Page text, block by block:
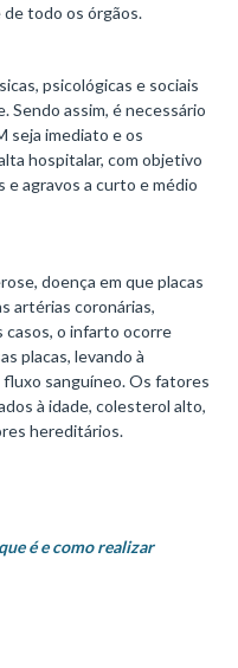
de todo os órgãos.
psicológicas e sociais
Sendo assim, é necessário
seja imediato e os
hospitalar, com objetivo
e agravos a curto e médio
doença em que placas
artérias coronárias,
casos, o infarto ocorre
placas, levando à
sanguíneo. Os fatores
à idade, colesterol alto,
hereditários.
é e como realizar